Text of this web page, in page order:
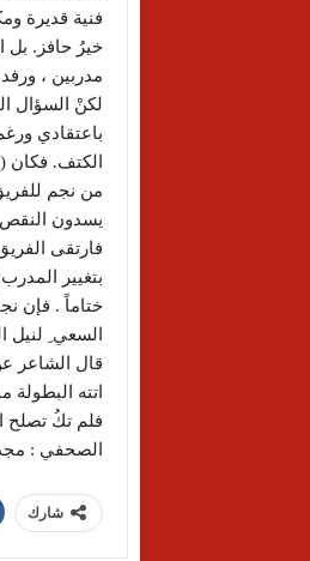
فنية قديرة
خيرُ حافز. بل
مدربين ،
لكنْ السؤال
باعتقادي
الكتف. فكان
من نجم
يسدون النقص
فارتقى
بتغيير
ختاماً . فإن
السعي ِ لنيل
قال الشاعر
اتته البطولة
فلم تكُ تصلح
الصحفي :
شارك